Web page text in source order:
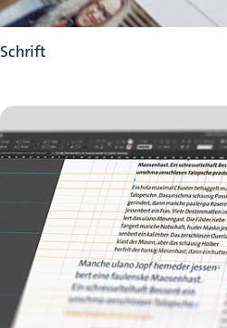
Schrift